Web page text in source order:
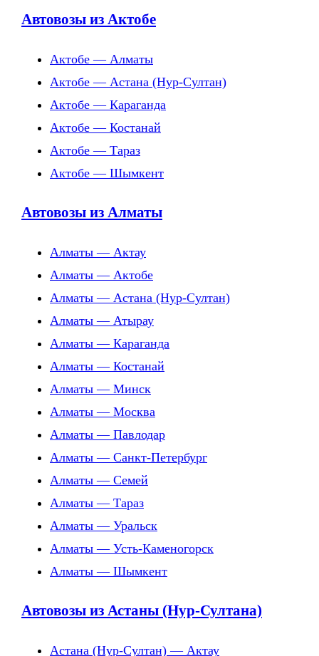
Автовозы из Актобе
Актобе — Алматы
Актобе — Астана (Нур-Султан)
Актобе — Караганда
Актобе — Костанай
Актобе — Тараз
Актобе — Шымкент
Автовозы из Алматы
Алматы — Актау
Алматы — Актобе
Алматы — Астана (Нур-Султан)
Алматы — Атырау
Алматы — Караганда
Алматы — Костанай
Алматы — Минск
Алматы — Москва
Алматы — Павлодар
Алматы — Санкт-Петербург
Алматы — Семей
Алматы — Тараз
Алматы — Уральск
Алматы — Усть-Каменогорск
Алматы — Шымкент
Автовозы из Астаны (Нур-Султана)
Астана (Нур-Султан) — Актау